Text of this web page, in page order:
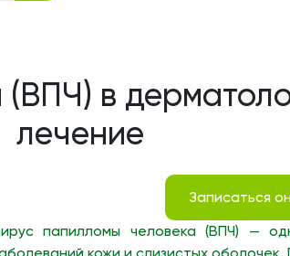
в
лечение
Записаться
папилломы человека (ВПЧ) —